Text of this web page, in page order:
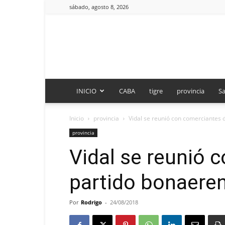
sábado, agosto 8, 2026
INICIO CABA tigre provincia
Inicio provincia Vidal se reunió con comerciantes
provincia
Vidal se reunió
partido
Por Rodrigo - 24/08/2018